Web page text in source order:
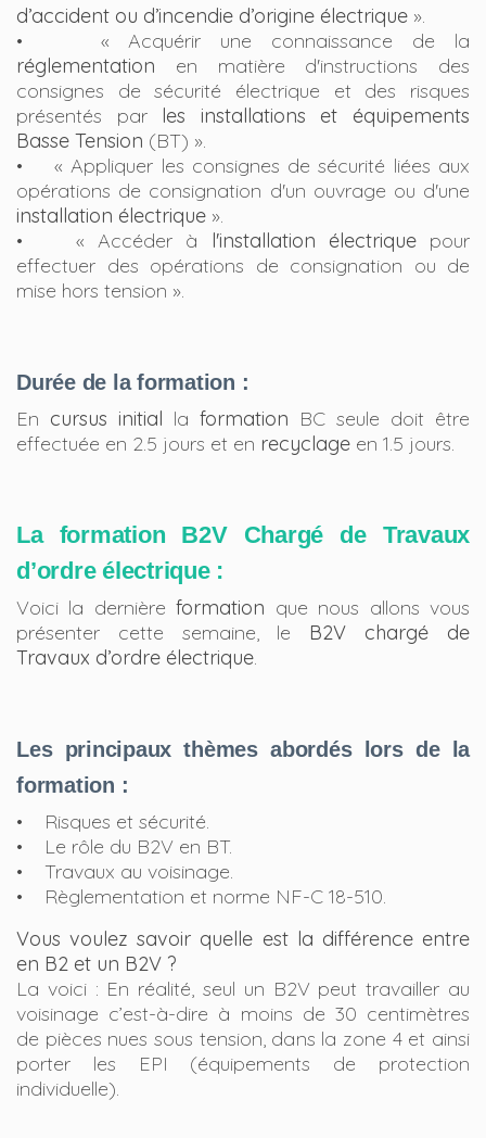
d’accident ou d’incendie d’origine électrique ».
• « Acquérir une connaissance de la
réglementation en matière d'instructions des
consignes de sécurité électrique et des risques
présentés par les installations et équipements
Basse Tension (BT) ».
• « Appliquer les consignes de sécurité liées aux
opérations de consignation d'un ouvrage ou d'une
installation électrique ».
• « Accéder à l'installation électriquepour
effectuer des opérations de consignation ou de
mise hors tension ».
Durée de la formation :
En cursus initial la formation BC seule doit être
effectuée en 2.5 jours et en recyclage en 1.5 jours.
La formation B2V Chargé de Travaux
d’ordre électrique :
Voici la dernière formation que nous allons vous
présenter cette semaine, le B2V chargé de
Travaux d’ordre électrique.
Les principaux thèmes abordés lors de la
formation :
• Risques et sécurité.
• Le rôle du B2V en BT.
• Travaux au voisinage.
• Règlementation et norme NF-C 18-510.
Vous voulez savoir quelle est la différence entre
en B2 et un B2V ?
La voici : En réalité, seul un B2V peut travailler au
voisinage c’est-à-dire à moins de 30 centimètres
de pièces nues sous tension, dans la zone 4 et ainsi
porter les EPI (équipements de protection
individuelle).